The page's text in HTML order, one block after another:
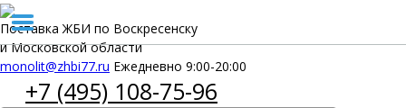
Поставка ЖБИ по Воскресенску
и Московской области
monolit@zhbi77.ru Ежедневно 9:00-20:00
+7 (495) 108-75-96